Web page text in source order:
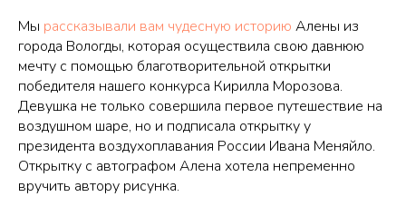
Мы рассказывали вам чудесную историю Алены из
города Вологды, которая осуществила свою давнюю
мечту с помощью благотворительной открытки
победителя нашего конкурса Кирилла Морозова.
Девушка не только совершила первое путешествие на
воздушном шаре, но и подписала открытку у
президента воздухоплавания России Ивана Меняйло.
Открытку с автографом Алена хотела непременно
вручить автору рисунка.